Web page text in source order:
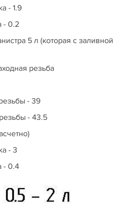
- 1.9
- 0.2
5 л (которая с заливной
резьба
- 39
- 43.5
- 3
- 0.4